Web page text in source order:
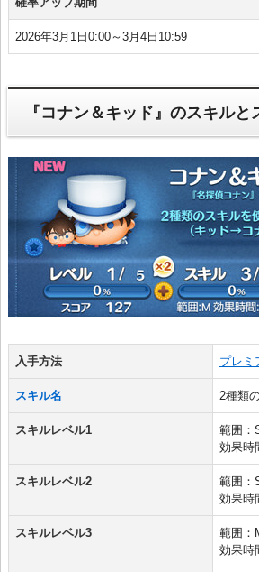
2026年3月1日0:00～3月4日10:59
『コナン＆キッド』のスキルと
入手方法 プレミ
スキル名 2種類
スキルレベル1
範囲
効果時
スキルレベル2
範囲
効果時
スキルレベル3
範囲
効果時